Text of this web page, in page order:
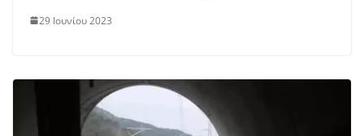
29 Ιουνίου 2023